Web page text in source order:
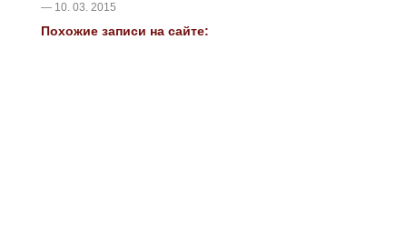
— 10. 03. 2015
Похожие записи на сайте: